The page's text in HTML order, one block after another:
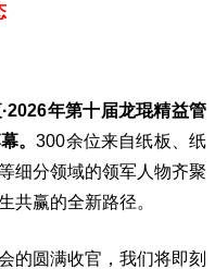
年第十届龙琨精益管
。300余位来自纸板、纸
细分领域的领军人物齐聚
共赢的全新路径。
的圆满收官，我们将即刻